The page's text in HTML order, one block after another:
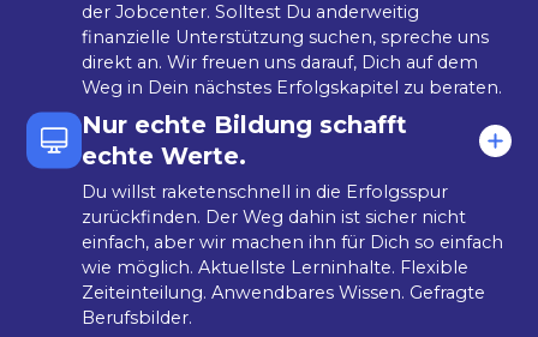
der Jobcenter. Solltest Du anderweitig
finanzielle Unterstützung suchen, spreche uns
direkt an. Wir freuen uns darauf, Dich auf dem
Weg in Dein nächstes Erfolgskapitel zu beraten.
Nur echte Bildung schafft
echte Werte.
Du willst raketenschnell in die Erfolgsspur
zurückfinden. Der Weg dahin ist sicher nicht
einfach, aber wir machen ihn für Dich so einfach
wie möglich. Aktuellste Lerninhalte. Flexible
Zeiteinteilung. Anwendbares Wissen. Gefragte
Berufsbilder.